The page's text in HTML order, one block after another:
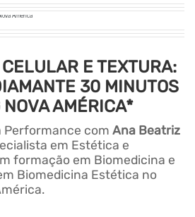
E TEXTURA:
30 MINUTOS
NOVA AMÉRICA*
Performance com Ana Beatriz
em Estética e
formação em Biomedicina e
Biomedicina Estética no